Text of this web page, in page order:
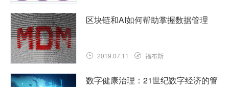
区块链和AI如何帮助掌握数据管理
2019.07.11 福布斯
数字健康治理：21世纪数字经济的管